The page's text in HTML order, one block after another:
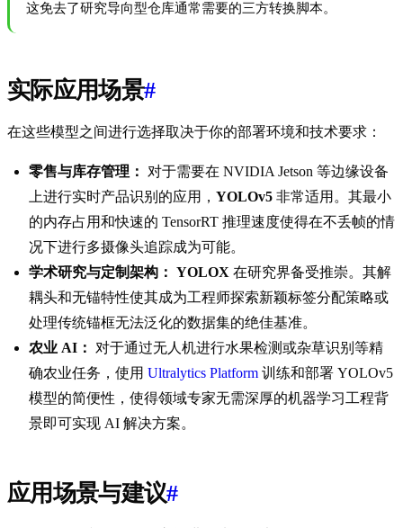
这免去了研究导向型仓库通常需要的三方转换脚本。
实际应用场景#
在这些模型之间进行选择取决于你的部署环境和技术要求：
零售与库存管理：
对于需要在 NVIDIA Jetson 等边缘设备
上进行实时产品识别的应用， YOLOv5 非常适用。其最小
的内存占用和快速的 TensorRT 推理速度使得在不丢帧的情
况下进行多摄像头追踪成为可能。
学术研究与定制架构： YOLOX 在研究界备受推崇。其解
耦头和无锚特性使其成为工程师探索新颖标签分配策略或
处理传统锚框无法泛化的数据集的绝佳基准。
农业 AI：
对于通过无人机进行水果检测或杂草识别等精
确农业任务，使用 Ultralytics Platform 训练和部署 YOLOv5
模型的简便性，使得领域专家无需深厚的机器学习工程背
景即可实现 AI 解决方案。
应用场景与建议#